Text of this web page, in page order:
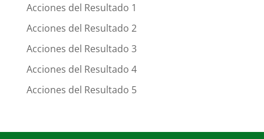
Acciones del Resultado 1
Acciones del Resultado 2
Acciones del Resultado 3
Acciones del Resultado 4
Acciones del Resultado 5